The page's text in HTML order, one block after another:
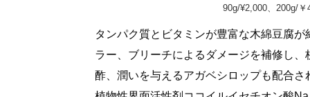
90g/¥2,000、200g/
タンパク質とビタミンが豊富な木綿豆腐
ラー、ブリーチによるダメージを補修し
酢、潤いを与えるアガベシロップも配合